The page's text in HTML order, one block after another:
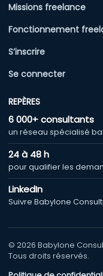
Missions freelance
Fonctionnement
S’inscrire
Se connecter
REPÈRES
6 000+ consultants
un réseau spécialisé
24 à 48 h
pour qualifier les
LinkedIn
Suivre Babylone
© 2026 Babylone
Tous droits réservés.